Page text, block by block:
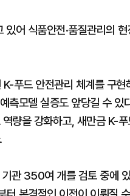
어 식품안전·품질관리의 현
푸드 안전관리 체계를 구현
측모델 실증도 앞당길 수 있
량을 강화하고, 새만금 K-
관 350여 개를 검토 중에